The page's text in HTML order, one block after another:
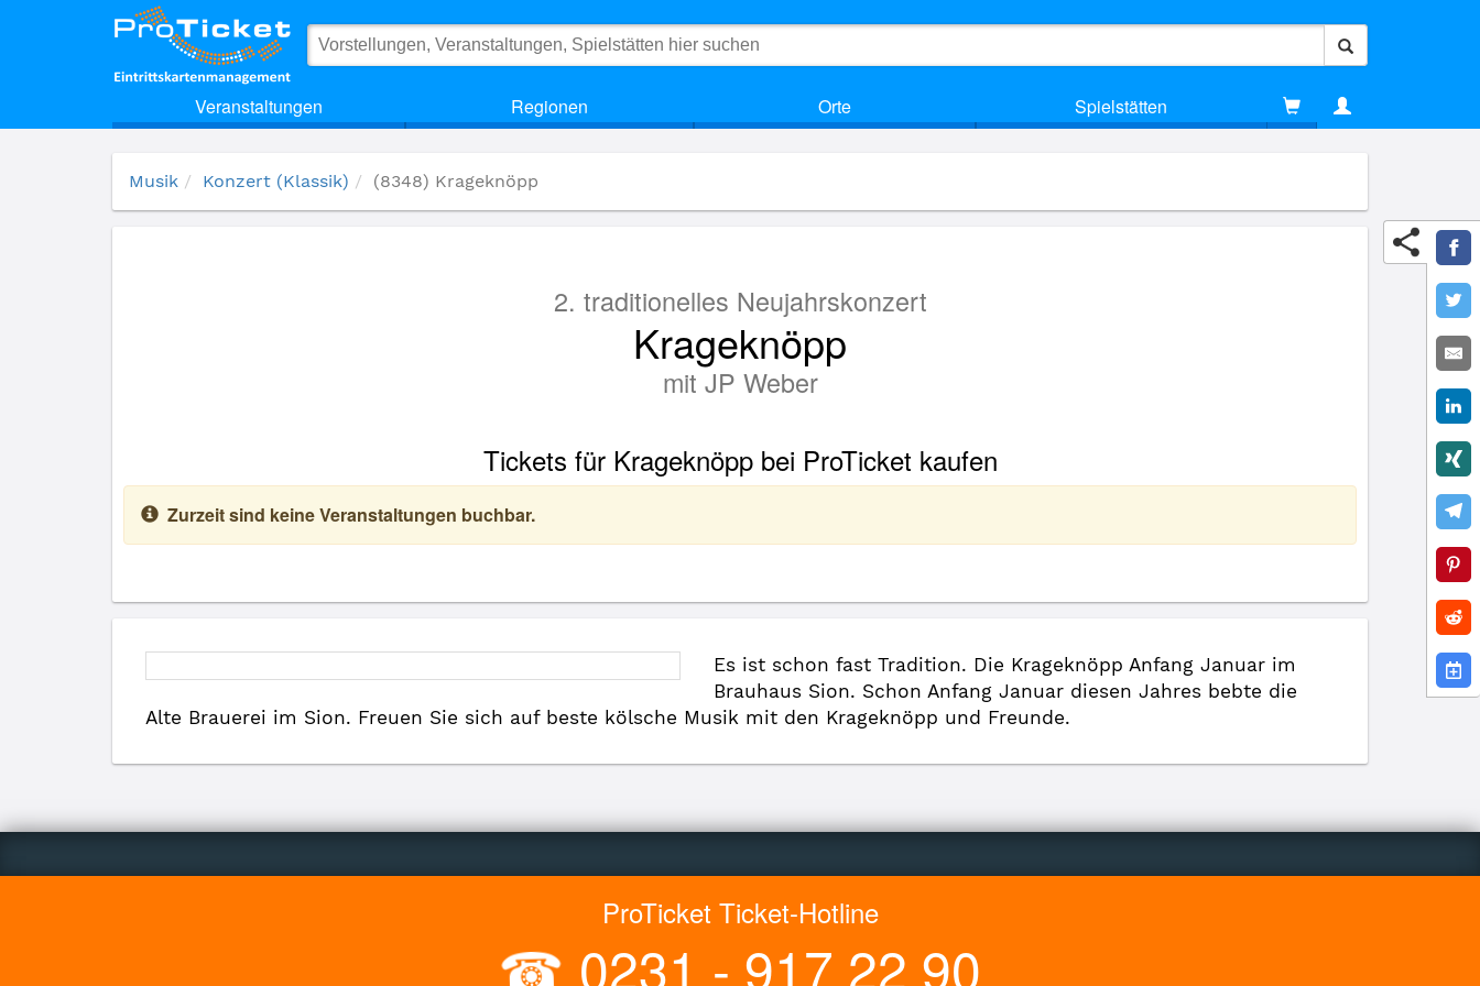
Veranstaltungen Regionen Orte Spielstätten
(8348) Krageknöpp
Musik Konzert (Klassik) (8348) Krageknöpp
2. traditionelles Neujahrskonzert
Krageknöpp
mit JP Weber
Tickets für Krageknöpp bei ProTicket kaufen
Zurzeit sind keine Veranstaltungen buchbar.
Es ist schon fast Tradition. Die Krageknöpp Anfang Januar im
Brauhaus Sion. Schon Anfang Januar diesen Jahres bebte die
Alte Brauerei im Sion. Freuen Sie sich auf beste kölsche Musik mit den Krageknöpp und Freunde.
ProTicket Ticket-Hotline
☎ 0231 - 917 22 90